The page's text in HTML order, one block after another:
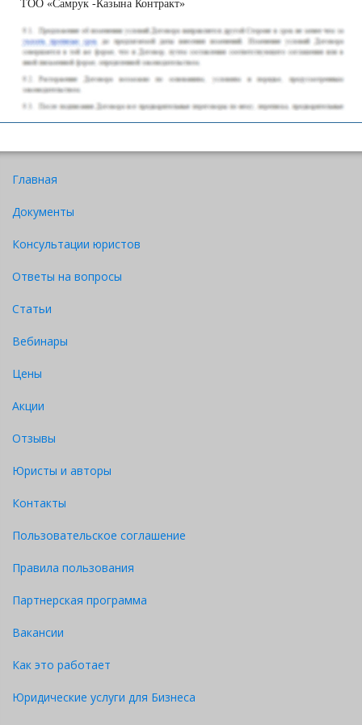
ТОО «Самрук -Казына Контракт»
(я)на цифры
лица, подписавшего
Скачать
Главная
Документы
Консультации юристов
Ответы на вопросы
Статьи
Вебинары
Цены
Акции
Отзывы
Юристы и авторы
Контакты
Пользовательское соглашение
Правила пользования
Партнерская программа
Вакансии
Как это работает
Юридические услуги для Бизнеса